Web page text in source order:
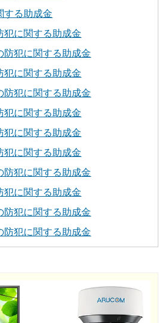
する助成金
犯に関する助成金
防犯に関する助成金
犯に関する助成金
防犯に関する助成金
犯に関する助成金
犯に関する助成金
犯に関する助成金
防犯に関する助成金
犯に関する助成金
防犯に関する助成金
防犯に関する助成金